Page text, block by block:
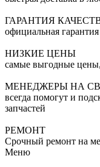
ГАРАНТИЯ
официальная
НИЗКИЕ ЦЕНЫ
самые выгодные
МЕНЕДЖЕРЫ НА
всегда помогут и
запчастей
РЕМОНТ
Срочный ремонт на
Меню